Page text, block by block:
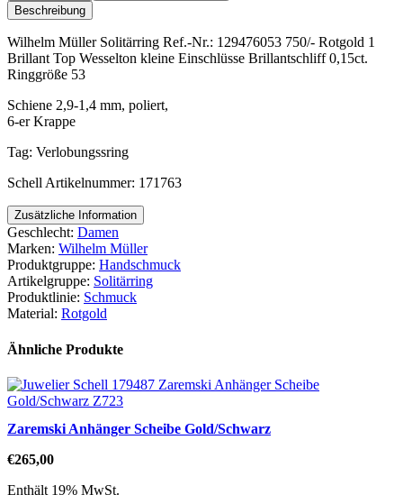
Beschreibung
Wilhelm Müller Solitärring Ref.-Nr.: 129476053 750/- Rotgold 1
Brillant Top Wesselton kleine Einschlüsse Brillantschliff 0,15ct.
Ringgröße 53
Schiene 2,9-1,4 mm, poliert,
6-er Krappe
Tag: Verlobungssring
Schell Artikelnummer: 171763
Zusätzliche Information
Geschlecht: Damen
Marken: Wilhelm Müller
Produktgruppe: Handschmuck
Artikelgruppe: Solitärring
Produktlinie: Schmuck
Material: Rotgold
Ähnliche Produkte
Zaremski Anhänger Scheibe Gold/Schwarz
€265,00
Enthält 19% MwSt.